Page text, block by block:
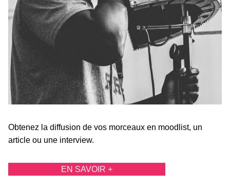
Obtenez la diffusion de vos morceaux en moodlist, un
article ou une interview.
EN SAVOIR +